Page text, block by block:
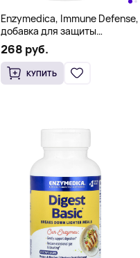
Enzymedica, Immune Defense,
добавка для защиты
иммунитета, 90 капсул
268 руб.
КУПИТЬ